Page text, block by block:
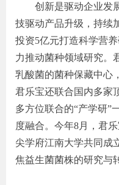
创新是驱动企业发
技驱动产品升级，持续
投资5亿元打造科学营
力推动菌种领域研究。
乳酸菌的菌种保藏中心
君乐宝还联合国内多家
多方位联合的“产学研”
度融合。今年8月，君
尖学府江南大学共同成
焦益生菌菌株的研究与